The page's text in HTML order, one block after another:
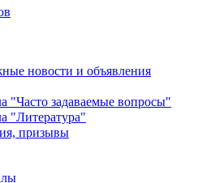
новости и объявления
"Часто задаваемые вопросы"
"Литература"
призывы